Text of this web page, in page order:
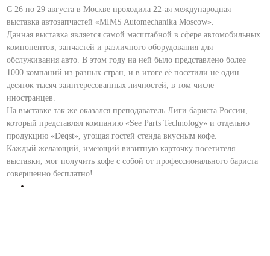
С 26 по 29 августа в Москве проходила 22-ая международная
выставка автозапчастей «MIMS Automechanika Moscow».
Данная выставка является самой масштабной в сфере автомобильных
компонентов, запчастей и различного оборудования для
обслуживания авто. В этом году на ней было представлено более
1000 компаний из разных стран, и в итоге её посетили не один
десяток тысяч заинтересованных личностей, в том числе
иностранцев.
На выставке так же оказался преподаватель Лиги бариста России,
который представлял компанию «See Parts Technology» и отдельно
продукцию «Deqst», угощая гостей стенда вкусным кофе.
Каждый желающий, имеющий визитную карточку посетителя
выставки, мог получить кофе с собой от профессионального бариста
совершенно бесплатно!